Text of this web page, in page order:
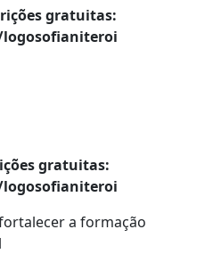
gratuitas:
gratuitas:
a formação